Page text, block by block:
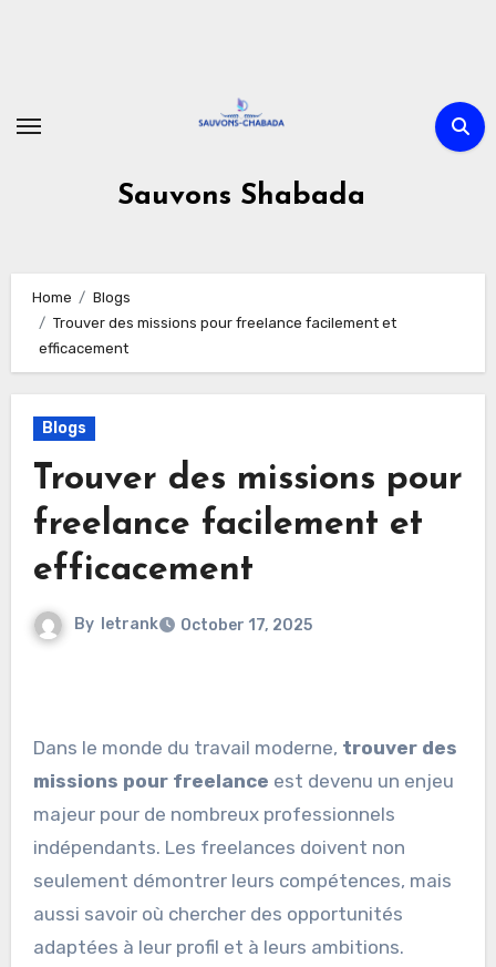
Sauvons Shabada
Home
Blogs
Trouver des missions pour freelance facilement et
efficacement
Blogs
Trouver des missions pour
freelance facilement et
efficacement
By letrank October 17, 2025
Dans le monde du travail moderne, trouver des
missions pour freelance est devenu un enjeu
majeur pour de nombreux professionnels
indépendants. Les freelances doivent non
seulement démontrer leurs compétences, mais
aussi savoir où chercher des opportunités
adaptées à leur profil et à leurs ambitions.